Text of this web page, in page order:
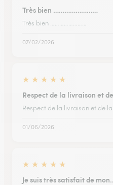
Très bien ……………………
Très bien ……………………
07/02/2026
★ ★ ★ ★ ★
Respect de la livraison et
Respect de la livraison et de
01/06/2026
★ ★ ★ ★ ★
Je suis très satisfait de